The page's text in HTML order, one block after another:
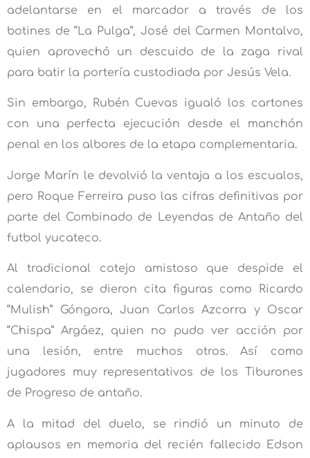
adelantarse en el marcador a través de los
botines de “La Pulga”, José del Carmen Montalvo,
quien aprovechó un descuido de la zaga rival
para batir la portería custodiada por Jesús Vela.
Sin embargo, Rubén Cuevas igualó los cartones
con una perfecta ejecución desde el manchón
penal en los albores de la etapa complementaria.
Jorge Marín le devolvió la ventaja a los escualos,
pero Roque Ferreira puso las cifras definitivas por
parte del Combinado de Leyendas de Antaño del
futbol yucateco.
Al tradicional cotejo amistoso que despide el
calendario, se dieron cita figuras como Ricardo
“Mulish” Góngora, Juan Carlos Azcorra y Oscar
“Chispa” Argáez, quien no pudo ver acción por
una lesión, entre muchos otros. Así como
jugadores muy representativos de los Tiburones
de Progreso de antaño.
A la mitad del duelo, se rindió un minuto de
aplausos en memoria del recién fallecido Edson